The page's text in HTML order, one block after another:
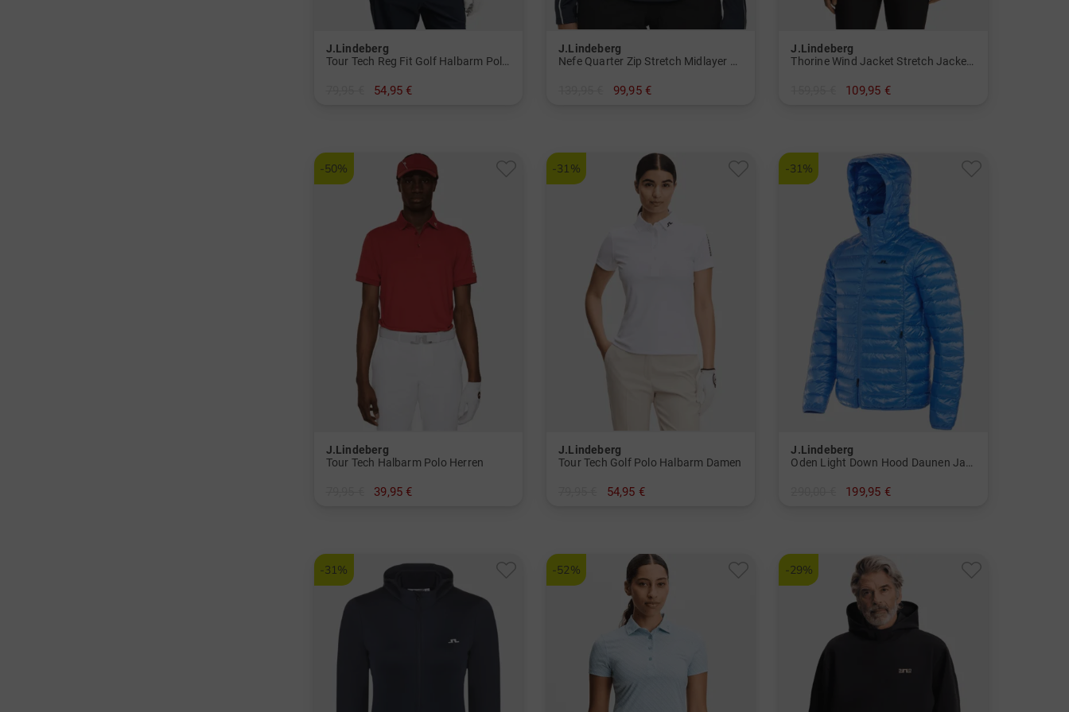
J.Lindeberg
54,95 €
J.Lindeberg
99,95 €
J.Lindeberg
109,95 €
-50%
J.Lindeberg
Tour Tech Halbarm Polo Herren
39,95 €
-31%
J.Lindeberg
Tour Tech Golf Polo Halbarm Damen
54,95 €
-31%
J.Lindeberg
199,95 €
-31% -52% -29%